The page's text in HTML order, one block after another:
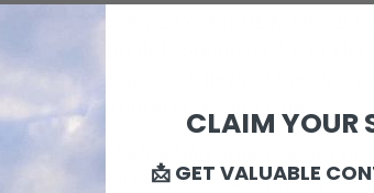
que el premio Poster BBK Mendi
9ª edición del concurso
fue él quien se llevó el máximo
con la fotografía "Young Gun".
de San Sebastián organiza por
CVCEPHOTO, que ha reunido,
CLAIM YOUR
📩 GET VALUABLE